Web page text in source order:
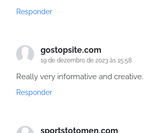
Responder
gostopsite.com
19 de dezembro de 2023 às 15:58
Really very informative and creative.
Responder
sportstotomen.com